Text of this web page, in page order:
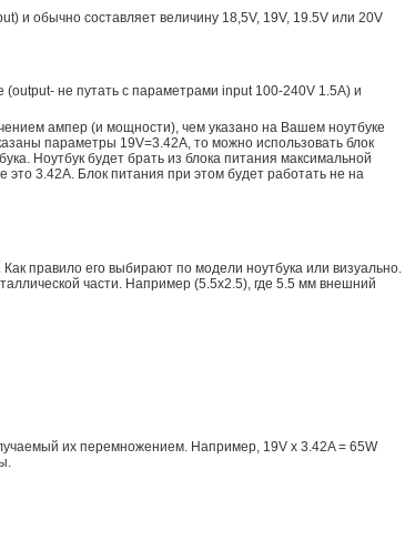
и обычно составляет величину 18,5V, 19V, 19.5V или 20V
не путать с параметрами input 100-240V 1.5A) и
ампер (и мощности), чем указано на Вашем ноутбуке
параметры 19V=3.42A, то можно использовать блок
Ноутбук будет брать из блока питания максимальной
3.42А. Блок питания при этом будет работать не на
правило его выбирают по модели ноутбука или визуально.
части. Например (5.5x2.5), где 5.5 мм внешний
их перемножением. Например, 19V x 3.42A = 65W